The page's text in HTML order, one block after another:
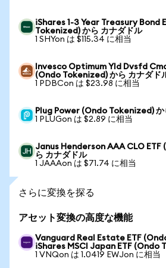
iShares 1-3 Year Treasury Bond
Tokenized) から カナダドル
1 SHYon は $115.34 に相当
Invesco Optimum Yld Dvsfd
(Ondo Tokenized) から カナダド
1 PDBCon は $23.98 に相当
Plug Power (Ondo Tokenized) か
1 PLUGon は $2.89 に相当
Janus Henderson AAA CLO ETF
ら カナダドル
1 JAAAon は $71.74 に相当
さらに変換を探る
アセット変換の高度な機能
Vanguard Real Estate ETF
iShares MSCI Japan ETF (Ondo
1 VNQon は 1.0419 EWJon に相当